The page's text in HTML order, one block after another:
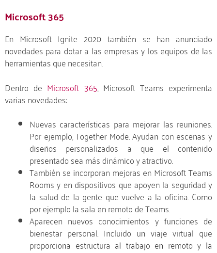
Microsoft 365
En Microsoft Ignite 2020 también se han anunciado
novedades para dotar a las empresas y los equipos de las
herramientas que necesitan.
Dentro de Microsoft 365, Microsoft Teams experimenta
varias novedades:
Nuevas características para mejorar las reuniones.
Por ejemplo, Together Mode. Ayudan con escenas y
diseños personalizados a que el contenido
presentado sea más dinámico y atractivo.
También se incorporan mejoras en Microsoft Teams
Rooms y en dispositivos que apoyen la seguridad y
la salud de la gente que vuelve a la oficina. Como
por ejemplo la sala en remoto de Teams.
Aparecen nuevos conocimientos y funciones de
bienestar personal. Incluido un viaje virtual que
proporciona estructura al trabajo en remoto y la